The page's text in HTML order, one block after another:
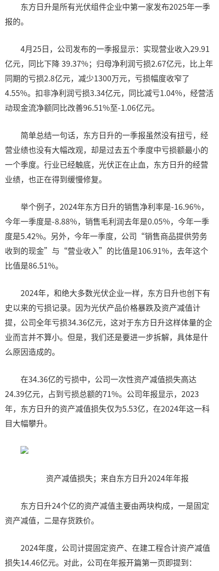
东方日升是所有光伏组件企业中第一家发布2025年一季
报的。
4月25日，公司发布的一季报显示：实现营业收入29.91
亿元，同比下降 39.37%；归母净利润亏损2.67亿元，比上年
同期的亏损2.8亿元，减少1300万元，亏损幅度收窄了
4.55%。扣非净利润亏损3.34亿元，同比减亏1.04%，经营活
动现金流净额同比改善96.51%至-1.06亿元。
简单总结一句话，东方日升的一季报虽然没有扭亏，经
营业绩也没有大幅改观，却是过去五个季度中亏损额最小的
一个季度。行业已经触底，光伏正在止血，东方日升的经营
业绩，也正在得到缓慢修复。
举个例子，2024年东方日升的销售净利率是-16.96%，
今年一季度是-8.88%，销售毛利润去年是0.05%，今年一季
度是5.42%。另外，今年一季度，公司“销售商品提供劳务
收到的现金”与“营业收入”的比值是106.91%，去年这个
比值是86.51%。
2024年，和绝大多数光伏企业一样，东方日升也创下有
史以来的亏损记录。因为光伏产品价格暴跌及资产减值计
提，公司全年亏损34.36亿元，这对于东方日升这样体量的企
业而言并不算小。但是，我们还是要进一步拆解，具体是什
么原因造成的。
在34.36亿的亏损中，公司一次性资产减值损失高达
24.39亿元，占到亏损总额的71%。公司年报显示，2023
年，东方日升的资产减值损失仅为5.53亿，在2024年这一科
目大幅攀升。
资产减值损失；来自东方日升2024年年报
东方日升24个亿的资产减值主要由两块构成，一是固定
资产减值，二是存货跌价。
2024年度，公司计提固定资产、在建工程合计资产减值
损失14.46亿元。对此，公司在年报开篇第一页即提到：